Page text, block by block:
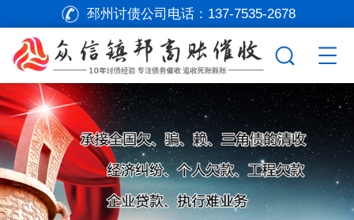
邳州讨债公司电话： 137-7535-2678